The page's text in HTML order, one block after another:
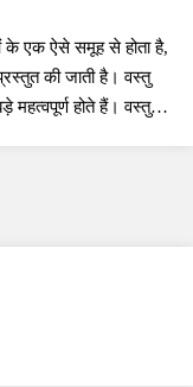
एक ऐसे समूह से होता है,
की जाती है। वस्तु
महत्वपूर्ण होते हैं। वस्तु